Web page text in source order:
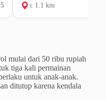
± 1.1 km
mulai dari 50 ribu rupiah
tiga kali permainan
untuk anak-anak.
ditutup karena kendala